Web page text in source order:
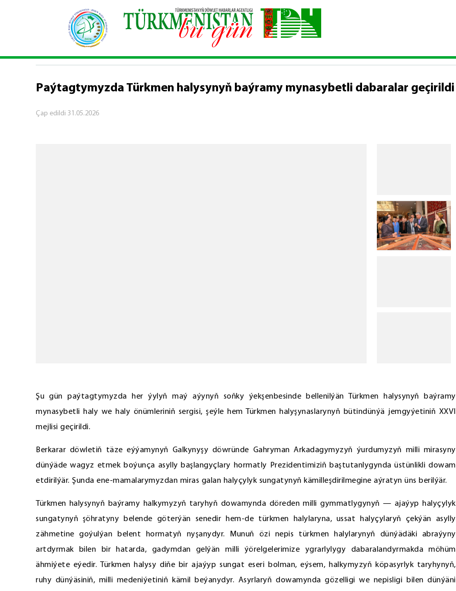
Baş sahypa \ Jemgyýet Paýtagtymyzda Türkmen halysynyň baýramy mynasybetli dabaralar geçirildi
JEMGYÝET
Paýtagtymyzda Türkmen halysynyň baýramy mynasybetli dabaralar geçirildi
Çap edildi 31.05.2026
Şu gün paýtagtymyzda her ýylyň maý aýynyň soňky ýekşenbesinde bellenilýän Türkmen halysynyň baýramy
mynasybetli haly we haly önümleriniň sergisi, şeýle hem Türkmen halyşynaslarynyň bütindünýä jemgyýetiniň XXVI
mejlisi geçirildi.
Berkarar döwletiň täze eýýamynyň Galkynyşy döwründe Gahryman Arkadagymyzyň ýurdumyzyň milli mirasyny
dünýäde wagyz etmek boýunça asylly başlangyçlary hormatly Prezidentimiziň baştutanlygynda üstünlikli dowam
etdirilýär. Şunda ene-mamalarymyzdan miras galan halyçylyk sungatynyň kämilleşdirilmegine aýratyn üns berilýär.
Türkmen halysynyň baýramy halkymyzyň taryhyň dowamynda döreden milli gymmatlygynyň — ajaýyp halyçylyk
sungatynyň şöhratyny belende göterýän senedir hem-de türkmen halylaryna, ussat halyçylaryň çekýän asylly
zähmetine goýulýan belent hormatyň nyşanydyr. Munuň özi nepis türkmen halylarynyň dünýädäki abraýyny
artdyrmak bilen bir hatarda, gadymdan gelýän milli ýörelgelerimize ygrarlylygy dabaralandyrmakda möhüm
ähmiýete eýedir. Türkmen halysy diňe bir ajaýyp sungat eseri bolman, eýsem, halkymyzyň köpasyrlyk taryhynyň,
ruhy dünýäsiniň, milli medeniýetiniň kämil beýanydyr. Asyrlaryň dowamynda gözelligi we nepisligi bilen dünýäni